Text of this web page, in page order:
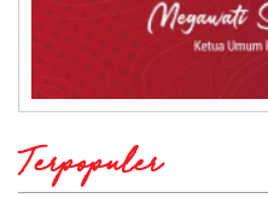
Terpopuler